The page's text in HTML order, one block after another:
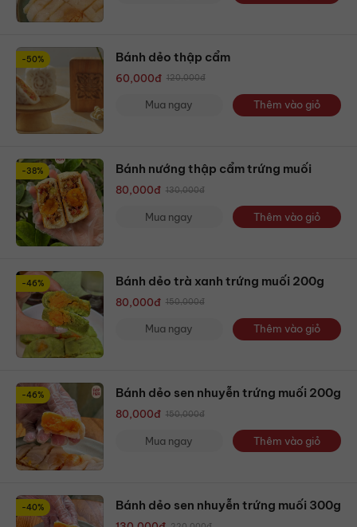
-50% Bánh dẻo thập cẩm
60,000đ 120,000đ
Mua ngay Thêm vào giỏ
-38% Bánh nướng thập cẩm trứng muối
80,000đ 130,000đ
Mua ngay Thêm vào giỏ
-46% Bánh dẻo trà xanh trứng muối 200g
80,000đ 150,000đ
Mua ngay Thêm vào giỏ
-46% Bánh dẻo sen nhuyễn trứng muối 200g
80,000đ 150,000đ
Mua ngay Thêm vào giỏ
-40% Bánh dẻo sen nhuyễn trứng muối 300g